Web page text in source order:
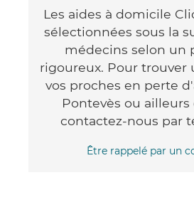
Les aides à domicile
sélectionnées sous la
médecins selon un
rigoureux. Pour trouver
vos proches en perte
Pontevès ou ailleurs
contactez-nous par
Être rappelé par un